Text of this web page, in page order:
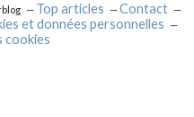
Top articles
Contact
et données personnelles
cookies